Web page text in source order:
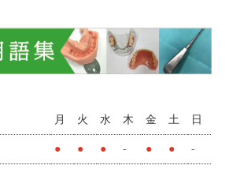
月 火 水 木 金 土 日
● ● ● - ● ● -